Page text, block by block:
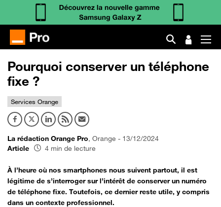
Pourquoi conserver un téléphone
fixe ?
Services Orange
La rédaction Orange Pro, Orange - 13/12/2024
Article
4 min de lecture
À l’heure où nos smartphones nous suivent partout, il est
légitime de s’interroger sur l’intérêt de conserver un numéro
de téléphone fixe. Toutefois, ce dernier reste utile, y compris
dans un contexte professionnel.